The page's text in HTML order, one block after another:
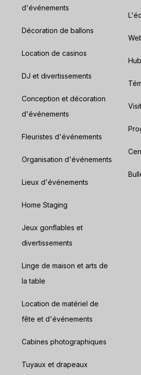
d'événements
Décoration de ballons
Location de casinos
DJ et divertissements
Conception et décoration
d'événements
Fleuristes d'événements
Organisation d'événements
Lieux d'événements
Home Staging
Jeux gonflables et
divertissements
Linge de maison et arts de
la table
Location de matériel de
fête et d'événements
Cabines photographiques
Tuyaux et drapeaux